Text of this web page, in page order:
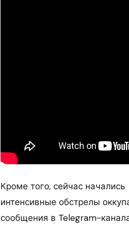
Кроме того, сейчас начались
интенсивные обстрелы
сообщения в Telegram-